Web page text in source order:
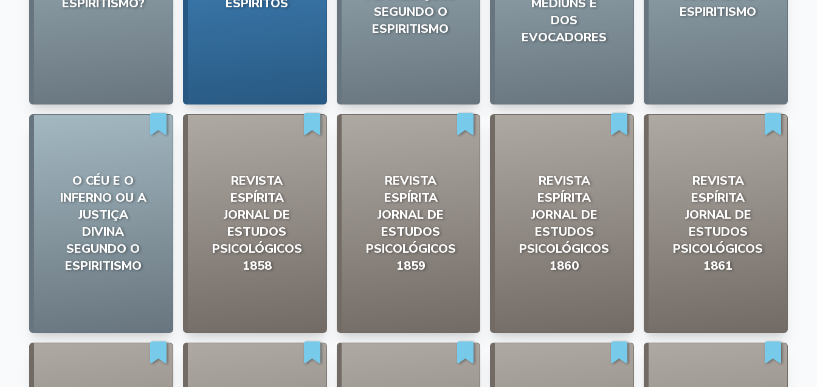
ESPIRITISMO?
ESPÍRITOS
SEGUNDO O
ESPIRITISMO
MÉDIUNS E
DOS
EVOCADORES
ESPIRITISMO
O CÉU E O
INFERNO OU A
JUSTIÇA
DIVINA
SEGUNDO O
ESPIRITISMO
REVISTA
ESPÍRITA
JORNAL DE
ESTUDOS
PSICOLÓGICOS
1858
REVISTA
ESPÍRITA
JORNAL DE
ESTUDOS
PSICOLÓGICOS
1859
REVISTA
ESPÍRITA
JORNAL DE
ESTUDOS
PSICOLÓGICOS
1860
REVISTA
ESPÍRITA
JORNAL DE
ESTUDOS
PSICOLÓGICOS
1861